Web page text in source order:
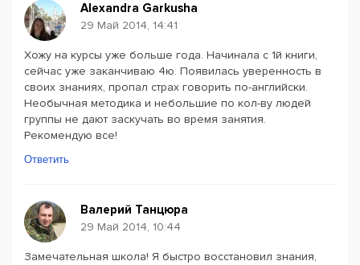
Alexandra Garkusha
29 Май 2014, 14:41
Хожу на курсы уже больше года. Начинала с 1й книги,
сейчас уже заканчиваю 4ю. Появилась уверенность в
своих знаниях, пропал страх говорить по-английски.
Необычная методика и небольшие по кол-ву людей
группы не дают заскучать во время занятия.
Рекомендую все!
Ответить
Валерий Танцюра
29 Май 2014, 10:44
Замечательная школа! Я быстро восстановил знания,